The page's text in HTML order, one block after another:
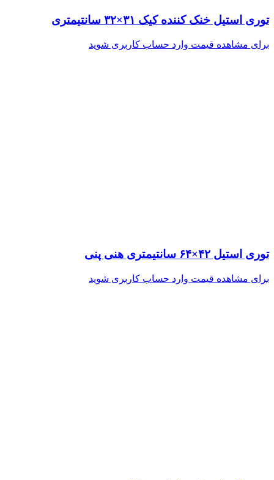
توری استیل خنک کننده کیک ۳۱×۳۲ سانتیمتری
برای مشاهده قیمت وارد حساب کاربری شوید
توری استیل ۴۲×۶۴ سانتیمتری هنی پنی
برای مشاهده قیمت وارد حساب کاربری شوید